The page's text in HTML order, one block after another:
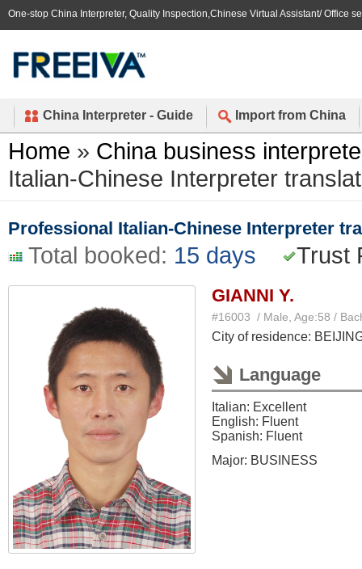
One-stop China Interpreter, Quality Inspection,Chinese Virtual Assistant/ Office
China Interpreter - Guide Import from China
Home » China business
Italian-Chinese Interpreter
Professional Italian-Chinese Interpreter
Total booked: 15 days Trust
GIANNI Y.
#16003 / Male, Age:58 /
City of residence:
Language
Italian: Excellent
English: Fluent
Spanish: Fluent
Major: BUSINESS